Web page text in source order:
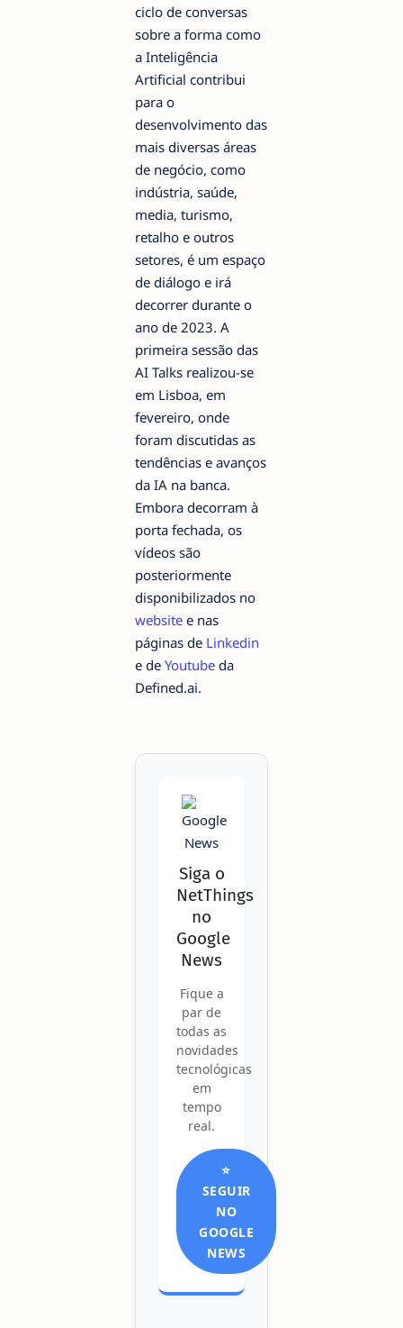
ciclo de conversas
sobre a forma como
a Inteligência
Artificial contribui
para o
desenvolvimento das
mais diversas áreas
de negócio, como
indústria, saúde,
media, turismo,
retalho e outros
setores, é um espaço
de diálogo e irá
decorrer durante o
ano de 2023. A
primeira sessão das
AI Talks realizou-se
em Lisboa, em
fevereiro, onde
foram discutidas as
tendências e avanços
da IA na banca.
Embora decorram à
porta fechada, os
vídeos são
posteriormente
disponibilizados no
website e nas
páginas de Linkedin
e de Youtube da
Defined.ai.
Siga o
NetThings
no
Google
News
Fique a
par de
todas as
novidades
tecnológicas
em
tempo
real.
⭐
SEGUIR
NO
GOOGLE
NEWS